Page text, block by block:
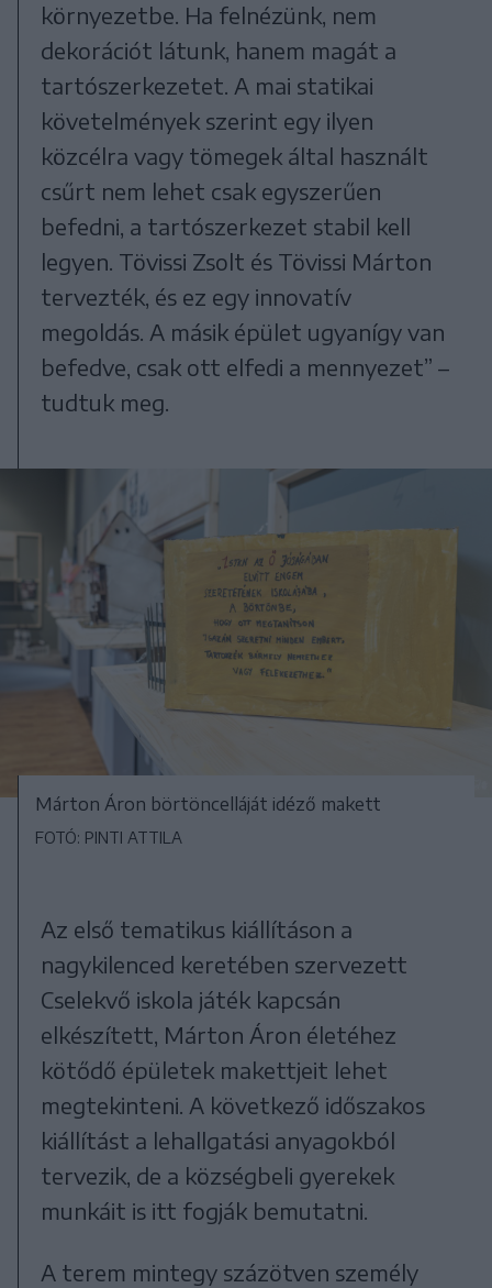
környezetbe. Ha felnézünk, nem
dekorációt látunk, hanem magát a
tartószerkezetet. A mai statikai
követelmények szerint egy ilyen
közcélra vagy tömegek által használt
csűrt nem lehet csak egyszerűen
befedni, a tartószerkezet stabil kell
legyen. Tövissi Zsolt és Tövissi Márton
tervezték, és ez egy innovatív
megoldás. A másik épület ugyanígy van
befedve, csak ott elfedi a mennyezet” –
tudtuk meg.
Márton Áron börtöncelláját idéző makett
FOTÓ: PINTI ATTILA
Az első tematikus kiállításon a
nagykilenced keretében szervezett
Cselekvő iskola játék kapcsán
elkészített, Márton Áron életéhez
kötődő épületek makettjeit lehet
megtekinteni. A következő időszakos
kiállítást a lehallgatási anyagokból
tervezik, de a községbeli gyerekek
munkáit is itt fogják bemutatni.
A terem mintegy százötven személy